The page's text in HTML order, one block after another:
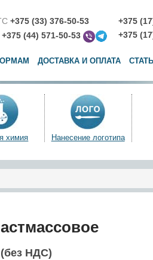
+375 (33) 376-50-53
+375 (44) 571-50-53
+375
+375
ДОСТАВКА И ОПЛАТА
химия Нанесение логотипа
НДС)